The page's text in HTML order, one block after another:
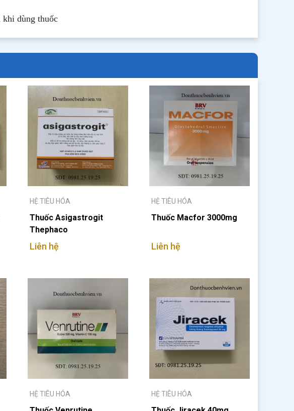
khi dùng thuốc
HỆ TIÊU HÓA
Thuốc Asigastrogit
Thephaco
Liên hệ
HỆ TIÊU HÓA
Thuốc Macfor 3000mg
Liên hệ
HỆ TIÊU HÓA HỆ TIÊU HÓA